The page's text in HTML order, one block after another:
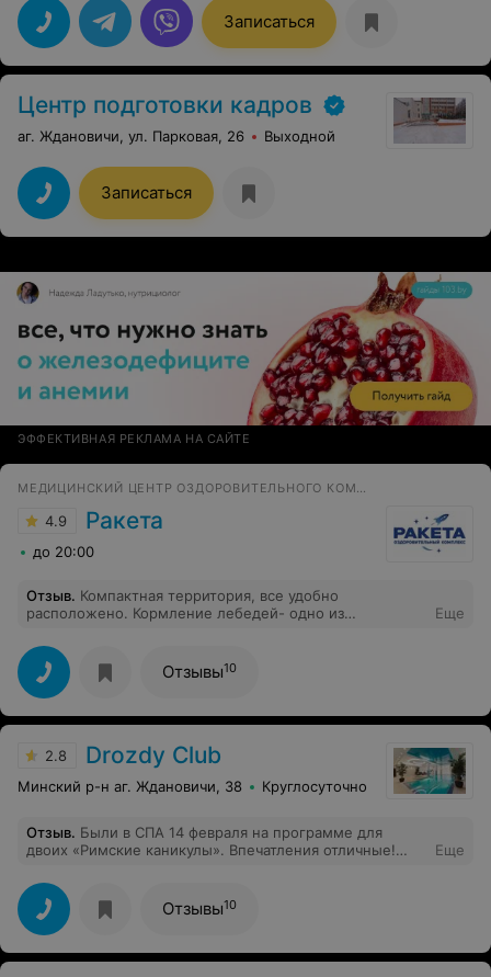
Записаться
Центр подготовки кадров
аг. Ждановичи, ул. Парковая, 26 Выходной
Записаться
ЭФФЕКТИВНАЯ РЕКЛАМА НА САЙТЕ
МЕДИЦИНСКИЙ ЦЕНТР ОЗДОРОВИТЕЛЬНОГО КОМПЛЕКСА
4.9 Ракета
до 20:00
Отзыв. Компактная территория, все удобно
расположено. Кормление лебедей- одно из
Еще
Отзывы10
2.8 Drozdy Club
Минский р-н аг. Ждановичи, 38 Круглосуточно
Отзыв. Были в СПА 14 февраля на программе для
двоих «Римские каникулы». Впечатления отличные!
чисто, атмосферно. Вежливый и внимательный
персонал ( администратор Ольга). Хамам , финская
сауна, бассейн с системой противотока, купель,
гейзеры - все аккуратное и досмотренное. Массажист
- женщина - работает одна, делает отличный массаж!
Еще
Отзывы10